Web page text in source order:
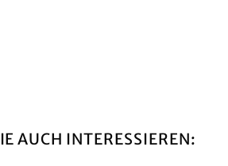
AUCH INTERESSIEREN: